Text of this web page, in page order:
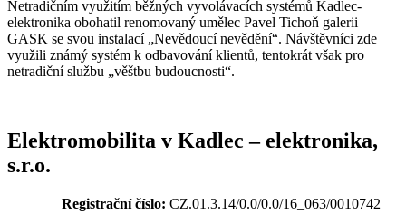
Netradičním využitím běžných vyvolávacích systémů Kadlec-
elektronika obohatil renomovaný umělec Pavel Tichoň galerii
GASK se svou instalací „Nevědoucí nevědění“. Návštěvníci zde
využili známý systém k odbavování klientů, tentokrát však pro
netradiční službu „věštbu budoucnosti“.
Elektromobilita v Kadlec – elektronika,
s.r.o.
Registrační číslo: CZ.01.3.14/0.0/0.0/16_063/0010742